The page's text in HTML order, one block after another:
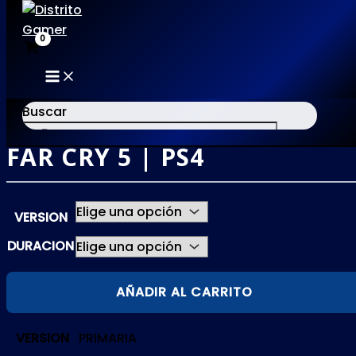
al
contenido
MAIN
MENU
Buscar
×
FAR CRY 5 | PS4
VERSION
DURACION
FAR
AÑADIR AL CARRITO
VERSION PRIMARIA